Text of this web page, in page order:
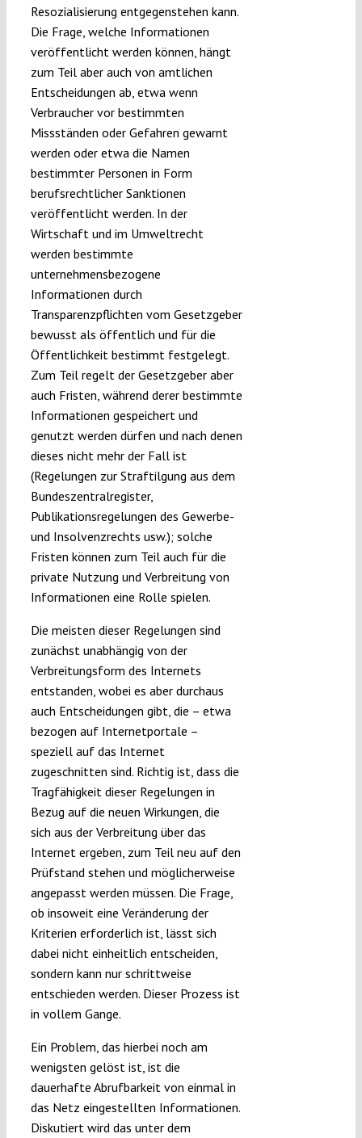
Resozialisierung entgegenstehen kann.
Die Frage, welche Informationen
veröffentlicht werden können, hängt
zum Teil aber auch von amtlichen
Entscheidungen ab, etwa wenn
Verbraucher vor bestimmten
Missständen oder Gefahren gewarnt
werden oder etwa die Namen
bestimmter Personen in Form
berufsrechtlicher Sanktionen
veröffentlicht werden. In der
Wirtschaft und im Umweltrecht
werden bestimmte
unternehmensbezogene
Informationen durch
Transparenzpflichten vom Gesetzgeber
bewusst als öffentlich und für die
Öffentlichkeit bestimmt festgelegt.
Zum Teil regelt der Gesetzgeber aber
auch Fristen, während derer bestimmte
Informationen gespeichert und
genutzt werden dürfen und nach denen
dieses nicht mehr der Fall ist
(Regelungen zur Straftilgung aus dem
Bundeszentralregister,
Publikationsregelungen des Gewerbe-
und Insolvenzrechts usw.); solche
Fristen können zum Teil auch für die
private Nutzung und Verbreitung von
Informationen eine Rolle spielen.
Die meisten dieser Regelungen sind
zunächst unabhängig von der
Verbreitungsform des Internets
entstanden, wobei es aber durchaus
auch Entscheidungen gibt, die – etwa
bezogen auf Internetportale –
speziell auf das Internet
zugeschnitten sind. Richtig ist, dass die
Tragfähigkeit dieser Regelungen in
Bezug auf die neuen Wirkungen, die
sich aus der Verbreitung über das
Internet ergeben, zum Teil neu auf den
Prüfstand stehen und möglicherweise
angepasst werden müssen. Die Frage,
ob insoweit eine Veränderung der
Kriterien erforderlich ist, lässt sich
dabei nicht einheitlich entscheiden,
sondern kann nur schrittweise
entschieden werden. Dieser Prozess ist
in vollem Gange.
Ein Problem, das hierbei noch am
wenigsten gelöst ist, ist die
dauerhafte Abrufbarkeit von einmal in
das Netz eingestellten Informationen.
Diskutiert wird das unter dem